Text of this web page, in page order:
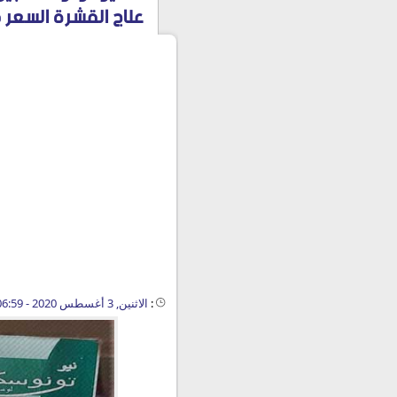
علاج القشرة السعر
: الاثنين, 3 أغسطس 2020 - 06:59 ص